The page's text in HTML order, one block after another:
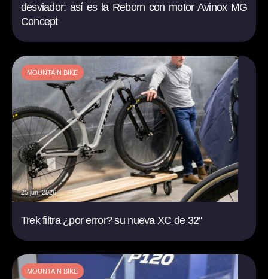
desviador: así es la Reborn con motor Avinox MG
Concept
MOUNTAIN BIKE
25 jun. 2026
Trek filtra ¿por error? su nueva XC de 32"
MOUNTAIN BIKE